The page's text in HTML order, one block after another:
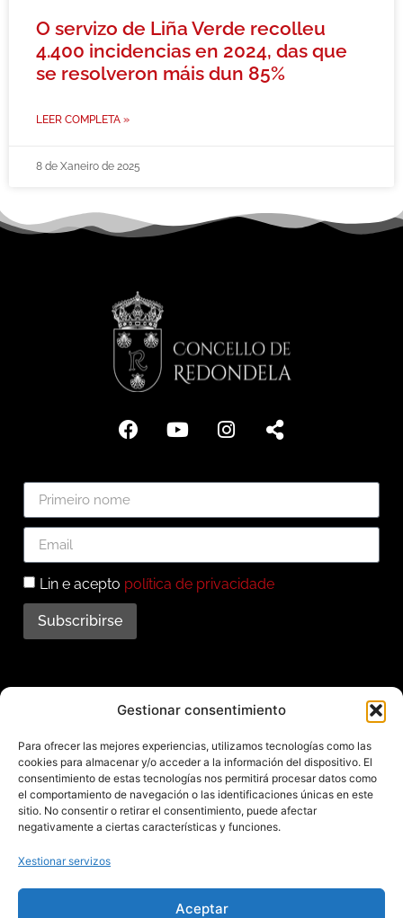
Gestionar consentimiento
Para ofrecer las mejores experiencias, utilizamos tecnologías como las
cookies para almacenar y/o acceder a la información del dispositivo. El
consentimiento de estas tecnologías nos permitirá procesar datos como
el comportamiento de navegación o las identificaciones únicas en este
sitio. No consentir o retirar el consentimiento, puede afectar
negativamente a ciertas características y funciones.
Xestionar servizos
Aceptar
O servizo de Liña Verde recolleu
4.400 incidencias en 2024, das que
se resolveron máis dun 85%
LEER COMPLETA »
8 de Xaneiro de 2025
Lin e acepto política de privacidade
Subscribirse
Subscríbete ao noso
boletín
Mantente informado das últimas novidades e
actividades do municipio. Subscríbete agora e
recibe no teu enderezo electrónico toda a